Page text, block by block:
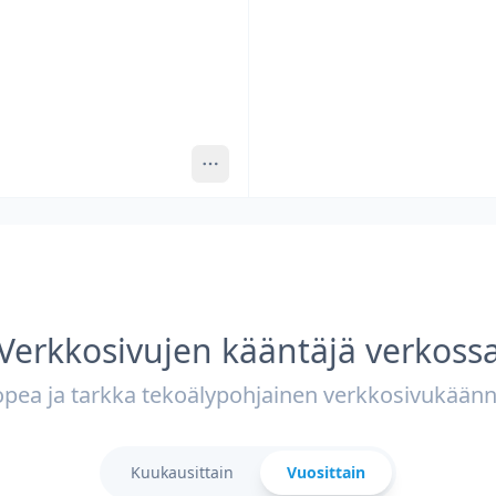
kääntäjä
ja tarkka tekoälypohjainen
Kuukausittain Vuosittain